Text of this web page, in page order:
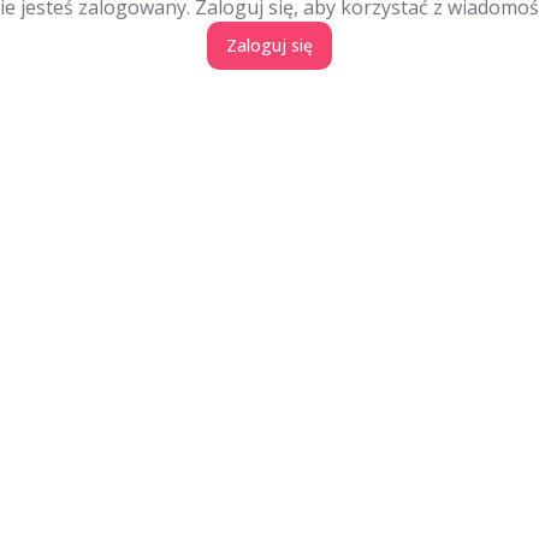
jesteś zalogowany. Zaloguj się, aby korzystać z
Zaloguj się